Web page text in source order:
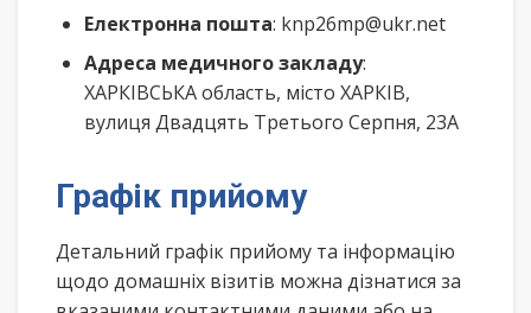
Електронна пошта: knp26mp@ukr.net
Адреса медичного закладу:
ХАРКІВСЬКА область, місто ХАРКІВ,
вулиця Двадцять Третього Серпня, 23А
Графік прийому
Детальний графік прийому та інформацію
щодо домашніх візитів можна дізнатися за